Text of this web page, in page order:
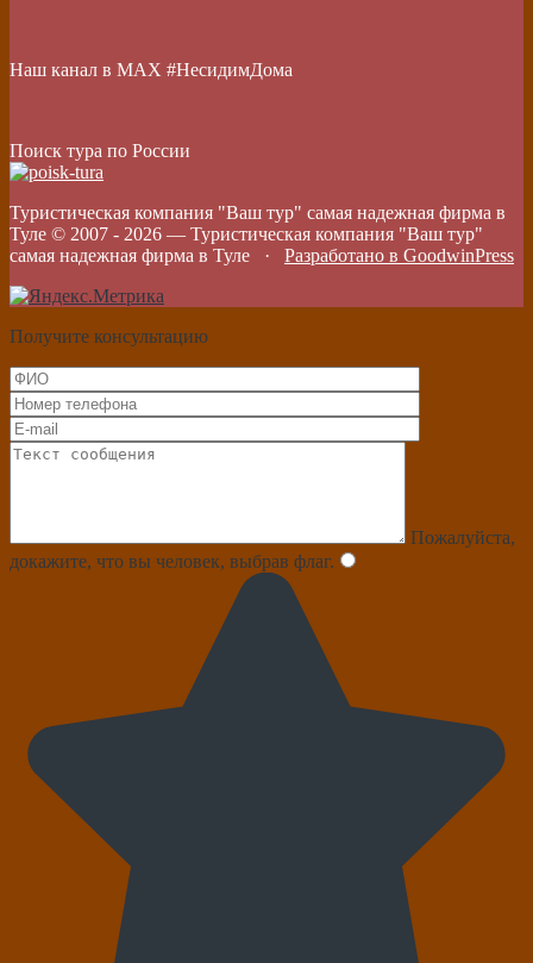
Наш канал в МАХ #НесидимДома
Поиск тура по России
Туристическая компания "Ваш тур" самая надежная фирма в
Туле © 2007 - 2026 — Туристическая компания "Ваш тур"
самая надежная фирма в Туле · Разработано в GoodwinPress
Получите консультацию
Пожалуйста,
докажите, что вы человек, выбрав флаг.